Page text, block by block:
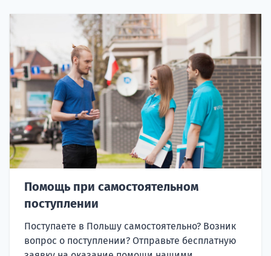
Помощь при самостоятельном
поступлении
Поступаете в Польшу самостоятельно? Возник
вопрос о поступлении? Отправьте бесплатную